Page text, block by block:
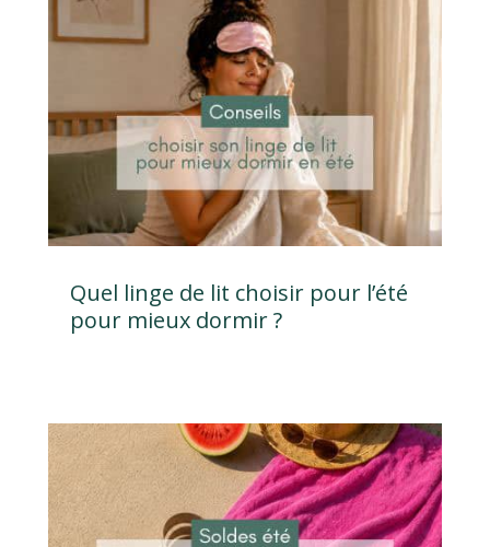
Quel linge de lit choisir pour l’été
pour mieux dormir ?